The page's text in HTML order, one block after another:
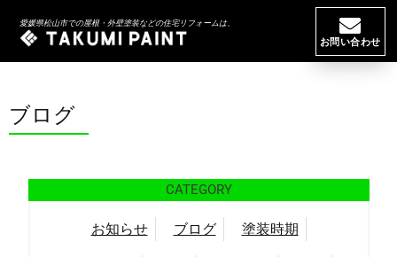
愛媛県松山市での屋根・外壁塗装などの住宅リフォームは、
お問い合わせ
HOME//ブログ// ポータルサイト「暮らしのマーケット」に匠PAINTが掲
載されました
ブログ
CATEGORY
お知らせ ブログ 塗装時期